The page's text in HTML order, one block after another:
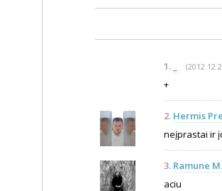
1. (2012 12
+
2. Hermis
neįprastai ir
3. Ramune
aciu